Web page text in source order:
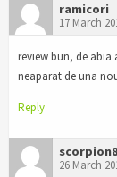
ramicori
17 March
review bun, de abia
neaparat de una
Reply
26 March